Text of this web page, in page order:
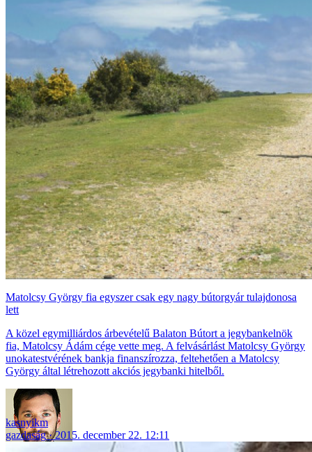
Matolcsy György fia egyszer csak egy nagy bútorgyár tulajdonosa
lett
A közel egymilliárdos árbevételű Balaton Bútort a jegybankelnök
fia, Matolcsy Ádám cége vette meg. A felvásárlást Matolcsy György
unokatestvérének bankja finanszírozza, feltehetően a Matolcsy
György által létrehozott akciós jegybanki hitelből.
kasnyikm
gazdaság
2015. december 22. 12:11